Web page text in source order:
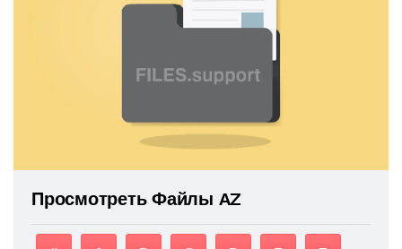
Просмотреть Файлы AZ